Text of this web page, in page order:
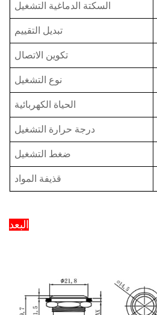
السكتة الدماغية التشغيل
تبديل التقييم
تكوين الاتصال
نوع التشغيل
الحياة الكهربائية
درجة حرارة التشغيل
ضغط التشغيل
قذيفة المواد
البعد